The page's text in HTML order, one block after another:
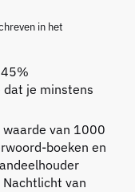
in het
je minstens
van 1000
boeken en
van